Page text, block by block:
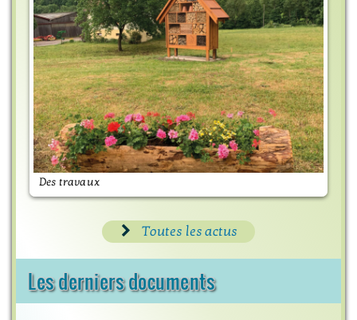
Des travaux
Toutes les actus
Les derniers documents